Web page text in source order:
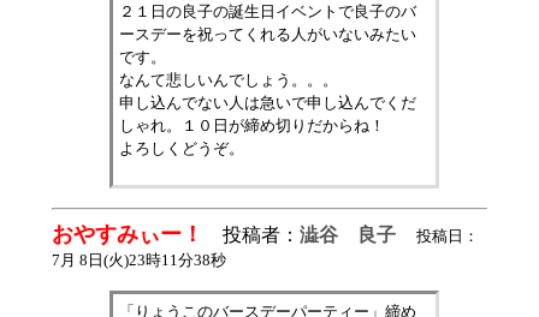
２１日の良子の誕生日イベントで良子のバ
ースデーを祝ってくれる人がいないみたい
です。
なんて悲しいんでしょう。。。
申し込んでない人は急いで申し込んでくだ
しゃれ。１０日が締め切りだからね！
よろしくどうぞ。
おやすみぃー！ 投稿者： 澁谷 良子
投稿日：
7月 8日(火)23時11分38秒
「りょうこのバースデーパーティー」締め